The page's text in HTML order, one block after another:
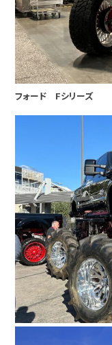
フォード Fシリーズ